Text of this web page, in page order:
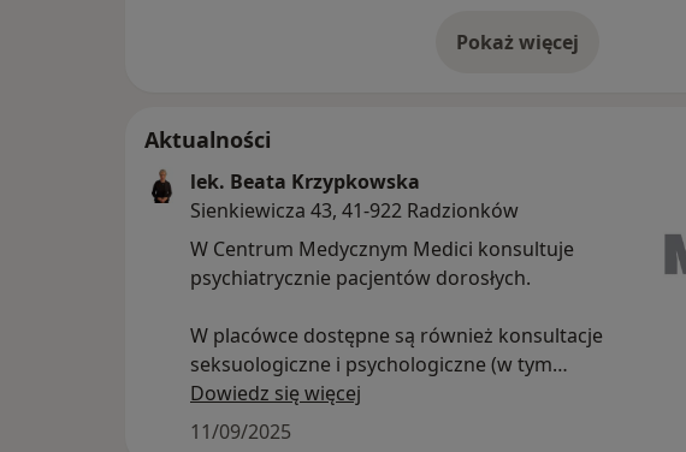
Pokaż więcejo doświadczeniu
Aktualności
lek. Beata Krzypkowska
Sienkiewicza 43, 41-922 Radzionków
W Centrum Medycznym Medici konsultuje
psychiatrycznie pacjentów dorosłych.
W placówce dostępne są również konsultacje
seksuologiczne i psychologiczne (w tym
dziecięce) oraz neurologiczne.
Dowiedz się więcej
11/09/2025